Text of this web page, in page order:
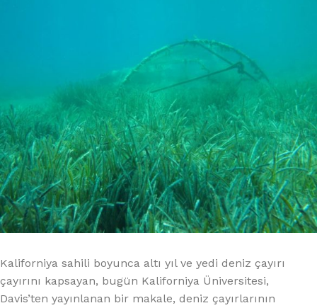
Kaliforniya sahili boyunca altı yıl ve yedi deniz çayırı
çayırını kapsayan, bugün Kaliforniya Üniversitesi,
Davis’ten yayınlanan bir makale, deniz çayırlarının